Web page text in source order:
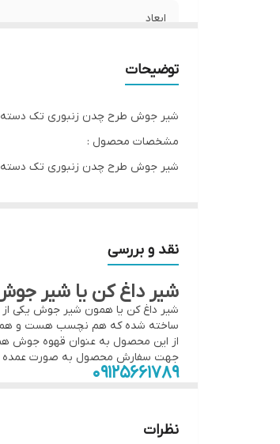
ابعاد
توضیحات
شیر جوش طرح چدن زنبوری تک دسته
مشخصات محصول :
شیر جوش طرح چدن زنبوری تک دسته
دارای دسته عایق و مقاوم
رنگ مشکی
تولید ایران
ظرفیت ۱ لیتری
فروش به صورت عمده و تک حضوری و
نقد و بررسی
شیر داغ کن یا شیر
شیر داغ کن یا همون شیر جوش یکی از
ساخته شده که هم نچسب هست و هم
از این محصول به عنوان قهوه جوش
جهت سفارش محصول به صورت عمده با
۰۹۱۲۵۶۶۱۷۸۹
نظرات